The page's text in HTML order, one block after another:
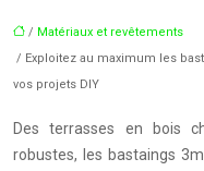
/ Matériaux et revêtements
/ Exploitez au maximum les
vos projets DIY
Des terrasses en bois
robustes, les bastaings